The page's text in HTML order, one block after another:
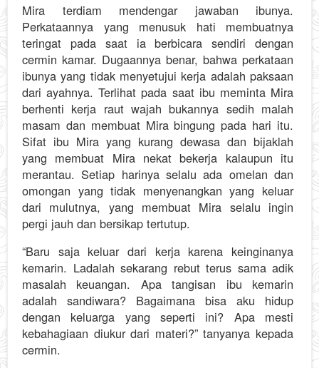
Mira terdiam mendengar jawaban ibunya.
Perkataannya yang menusuk hati membuatnya
teringat pada saat ia berbicara sendiri dengan
cermin kamar. Dugaannya benar, bahwa perkataan
ibunya yang tidak menyetujui kerja adalah paksaan
dari ayahnya. Terlihat pada saat ibu meminta Mira
berhenti kerja raut wajah bukannya sedih malah
masam dan membuat Mira bingung pada hari itu.
Sifat ibu Mira yang kurang dewasa dan bijaklah
yang membuat Mira nekat bekerja kalaupun itu
merantau. Setiap harinya selalu ada omelan dan
omongan yang tidak menyenangkan yang keluar
dari mulutnya, yang membuat Mira selalu ingin
pergi jauh dan bersikap tertutup.
“Baru saja keluar dari kerja karena keinginanya
kemarin. Ladalah sekarang rebut terus sama adik
masalah keuangan. Apa tangisan ibu kemarin
adalah sandiwara? Bagaimana bisa aku hidup
dengan keluarga yang seperti ini? Apa mesti
kebahagiaan diukur dari materi?” tanyanya kepada
cermin.